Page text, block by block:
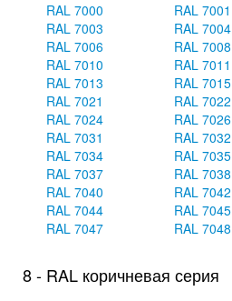
RAL 7000 RAL 7001
RAL 7003
RAL 7004
RAL 7006
RAL 7008
RAL 7010
RAL 7011
RAL 7013
RAL 7015
RAL 7021
RAL 7022
RAL 7024
RAL 7026
RAL 7031
RAL 7032
RAL 7034
RAL 7035
RAL 7037
RAL 7038
RAL 7040
RAL 7042
RAL 7044
RAL 7045
RAL 7047
RAL 7048
8 - RAL коричневая серия